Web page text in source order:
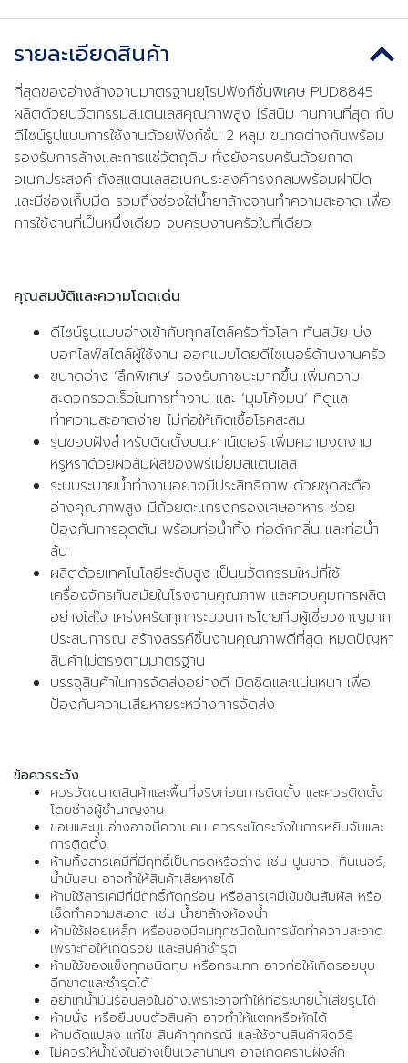
รายละเอียดสินค้า
ที่สุดของอ่างล้างจานมาตรฐานยุโรปฟังก์ชั่นพิเศษ PUD8845
ผลิตด้วยนวัตกรรมสแตนเลสคุณภาพสูง ไร้สนิม ทนทานที่สุด กับ
ดีไซน์รูปแบบการใช้งานด้วยฟังก์ชั่น 2 หลุม ขนาดต่างกันพร้อม
รองรับการล้างและการแช่วัตถุดิบ ทั้งยังครบครันด้วยถาด
อเนกประสงค์ ถังสแตนเลสอเนกประสงค์ทรงกลมพร้อมฝาปิด
และมีช่องเก็บมีด รวมถึงช่องใส่น้ำยาล้างจานทำความสะอาด เพื่อ
การใช้งานที่เป็นหนึ่งเดียว จบครบงานครัวในที่เดียว
คุณสมบัติและความโดดเด่น
ดีไซน์รูปแบบอ่างเข้ากับทุกสไตล์ครัวทั่วโลก ทันสมัย บ่ง
บอกไลฟ์สไตล์ผู้ใช้งาน ออกแบบโดยดีไซเนอร์ด้านงานครัว
ขนาดอ่าง ‘ลึกพิเศษ’ รองรับภาชนะมากขึ้น เพิ่มความ
สะดวกรวดเร็วในการทำงาน และ ‘มุมโค้งมน’ ที่ดูแล
ทำความสะอาดง่าย ไม่ก่อให้เกิดเชื้อโรคสะสม
รุ่นขอบฝังสำหรับติดตั้งบนเคาน์เตอร์ เพิ่มความงดงาม
หรูหราด้วยผิวสัมผัสของพรีเมี่ยมสแตนเลส
ระบบระบายน้ำทำงานอย่างมีประสิทธิภาพ ด้วยชุดสะดือ
อ่างคุณภาพสูง มีถ้วยตะแกรงกรองเศษอาหาร ช่วย
ป้องกันการอุดตัน พร้อมท่อน้ำทิ้ง ท่อดักกลิ่น และท่อน้ำ
ล้น
ผลิตด้วยเทคโนโลยีระดับสูง เป็นนวัตกรรมใหม่ที่ใช้
เครื่องจักรทันสมัยในโรงงานคุณภาพ และควบคุมการผลิต
อย่างใส่ใจ เคร่งครัดทุกกระบวนการโดยทีมผู้เชี่ยวชาญมาก
ประสบการณ สร้างสรรค์ชิ้นงานคุณภาพดีที่สุด หมดปัญหา
สินค้าไม่ตรงตามมาตรฐาน
บรรจุสินค้าในการจัดส่งอย่างดี มิดชิดและแน่นหนา เพื่อ
ป้องกันความเสียหายระหว่างการจัดส่ง
ข้อควรระวัง
ควรวัดขนาดสินค้าและพื้นที่จริงก่อนการติดตั้ง และควรติดตั้ง
โดยช่างผู้ชำนาญงาน
ขอบและมุมอ่างอาจมีความคม ควรระมัดระวังในการหยิบจับและ
การติดตั้ง
ห้ามทิ้งสารเคมีที่มีฤทธิ์เป็นกรดหรือด่าง เช่น ปูนขาว, ทินเนอร์,
น้ำมันสน อาจทำให้สินค้าเสียหายได้
ห้ามใช้สารเคมีที่มีฤทธิ์กัดกร่อน หรือสารเคมีเข้มข้นสัมผัส หรือ
เช็ดทำความสะอาด เช่น น้ำยาล้างห้องน้ำ
ห้ามใช้ฝอยเหล็ก หรือของมีคมทุกชนิดในการขัดทำความสะอาด
เพราะก่อให้เกิดรอย และสินค้าชำรุด
ห้ามใช้ของแข็งทุกชนิดทุบ หรือกระแทก อาจก่อให้เกิดรอยบุบ
ฉีกขาดและชำรุดได้
อย่าเทน้ำมันร้อนลงในอ่างเพราะอาจทำให้ท่อระบายน้ำเสียรูปได้
ห้ามนั่ง หรือยืนบนตัวสินค้า อาจทำให้แตกหรือหักได้
ห้ามดัดแปลง แก้ไข สินค้าทุกกรณี และใช้งานสินค้าผิดวิธี
ไม่ควรให้น้ำขังในอ่างเป็นเวลานานๆ อาจเกิดคราบฝังลึก